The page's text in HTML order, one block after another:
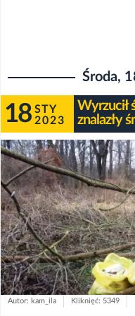
Środa,
18 STY
2023
Wyrzucił
znalazły
Autor: kam_ila Kliknięć: 5349